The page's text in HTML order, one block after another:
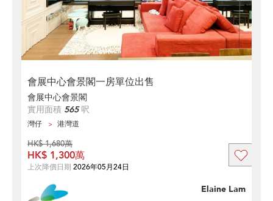
會展中心會景閣一房單位出售
會展中心會景閣
實用面積 565呎
灣仔 港灣道
Elaine Lam
HK$ 1,680萬
HK$ 1,300萬
上次降價日期 2026年05月24日